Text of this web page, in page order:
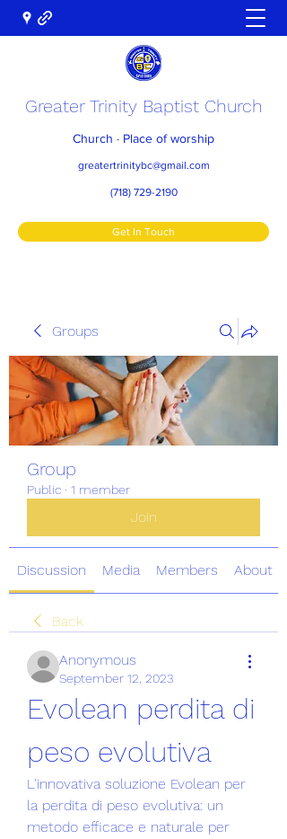
Greater Trinity Baptist Church
Church · Place of worship
greatertrinitybc@gmail.com
(718) 729-2190
Get In Touch
Groups
Group
Public · 1 member
Join
Discussion Media Members About
Back
Anonymous
September 12, 2023
Evolean perdita di
peso evolutiva
L'innovativa soluzione Evolean per
la perdita di peso evolutiva: un
metodo efficace e naturale per